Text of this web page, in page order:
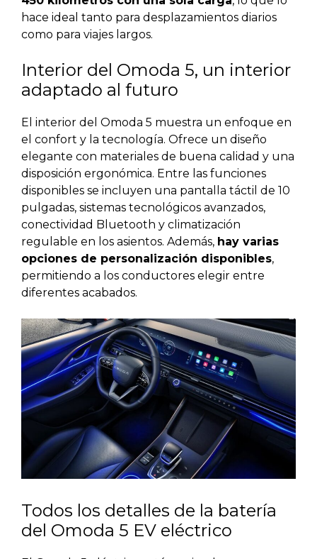
hace ideal tanto para desplazamientos diarios
como para viajes largos.
Interior del Omoda 5, un interior
adaptado al futuro
El interior del Omoda 5 muestra un enfoque en
el confort y la tecnología. Ofrece un diseño
elegante con materiales de buena calidad y una
disposición ergonómica. Entre las funciones
disponibles se incluyen una pantalla táctil de 10
pulgadas, sistemas tecnológicos avanzados,
conectividad Bluetooth y climatización
regulable en los asientos. Además, hay varias
opciones de personalización disponibles,
permitiendo a los conductores elegir entre
diferentes acabados.
Todos los detalles de la batería
del Omoda 5 EV eléctrico